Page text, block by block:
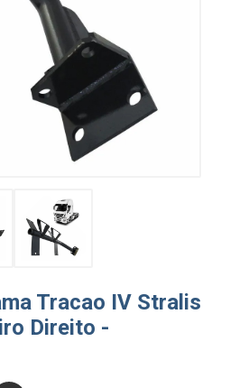
Tracao IV Stralis
Direito -